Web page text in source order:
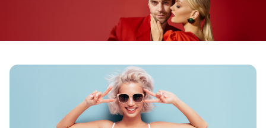
analyses